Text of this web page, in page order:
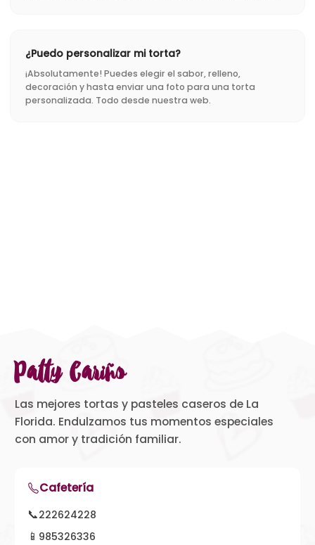
¿Puedo personalizar mi torta?
¡Absolutamente! Puedes elegir el sabor, relleno,
decoración y hasta enviar una foto para una torta
personalizada. Todo desde nuestra web.
Patty Cariño
Las mejores tortas y pasteles caseros de La
Florida. Endulzamos tus momentos especiales
con amor y tradición familiar.
Cafetería
📞222624228
📱 985326336